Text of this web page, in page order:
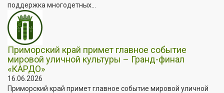
поддержка многодетных...
Приморский край примет главное событие
мировой уличной культуры – Гранд-финал
«КАРДО»
16.06.2026
Приморский край примет главное событие мировой уличной